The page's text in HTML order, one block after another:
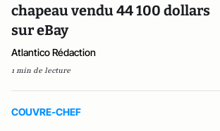
chapeau vendu 44 100 dollars
sur eBay
Atlantico Rédaction
1 min de lecture
COUVRE-CHEF